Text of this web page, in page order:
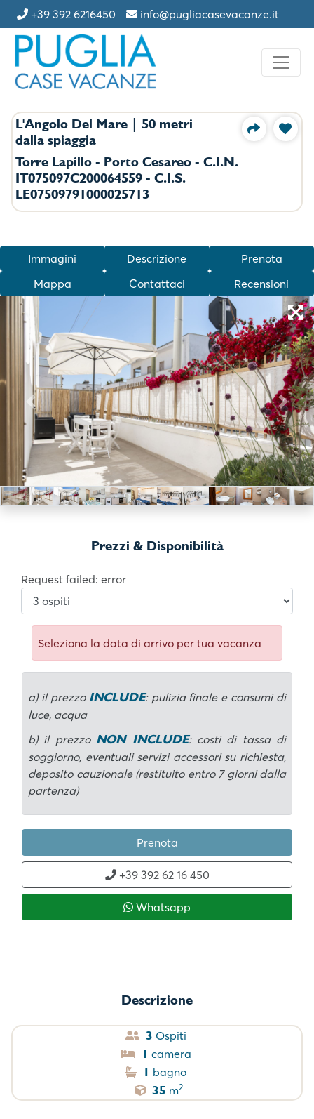
+39 392 6216450 info@pugliacasevacanze.it
L'Angolo Del Mare | 50 metri
dalla spiaggia
Torre Lapillo - Porto Cesareo - C.I.N.
IT075097C200064559 - C.I.S.
LE07509791000025713
Immagini Descrizione
Prenota
Mappa
Contattaci Recensioni
Previous Next
Prezzi & Disponibilità
Request failed: error
Seleziona la data di arrivo per tua vacanza
a) il prezzo INCLUDE: pulizia finale e consumi di
luce, acqua
b) il prezzo NON INCLUDE: costi di tassa di
soggiorno, eventuali servizi accessori su richiesta,
deposito cauzionale (restituito entro 7 giorni dalla
partenza)
Prenota
+39 392 62 16 450
Whatsapp
Descrizione
3 Ospiti
1 camera
1 bagno
35 m2